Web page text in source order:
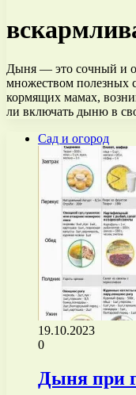
Дыня — это сочный и
множеством полезных
кормящих мамах,
ли включать дыню в
Сад и огород
19.10.2023
0
Дыня при